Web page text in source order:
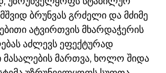
ბრუნვას გრძელი და მძიმე
ატვირთვის მხარდაჭერის
აძლევს ეფექტურად
მართვა, ხოლო შიდა